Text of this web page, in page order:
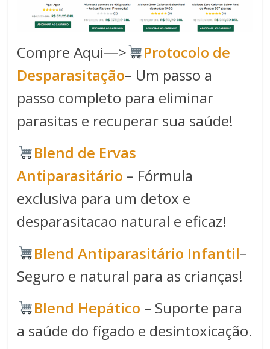
Compre Aqui—>
Protocolo de
Desparasitação– Um passo a
passo completo para eliminar
parasitas e recuperar sua saúde!
Blend de Ervas
Antiparasitário – Fórmula
exclusiva para um detox e
desparasitacao natural e eficaz!
Blend Antiparasitário Infantil–
Seguro e natural para as crianças!
Blend Hepático – Suporte para
a saúde do fígado e desintoxicação.